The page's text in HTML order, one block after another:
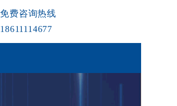
免费咨询热线
18611114677